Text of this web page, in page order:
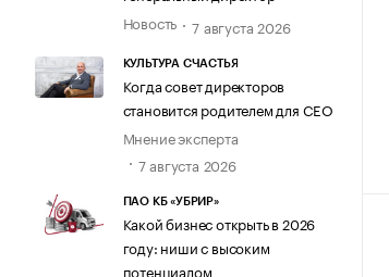
Новость
7 августа 2026
КУЛЬТУРА СЧАСТЬЯ
Когда совет директоров
становится родителем для CEO
Мнение эксперта
7 августа 2026
ПАО КБ «УБРИР»
Какой бизнес открыть в 2026
году: ниши с высоким
потенциалом